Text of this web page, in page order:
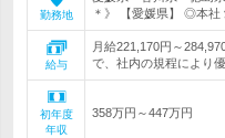
勤務地
＊》 【愛媛県】 ◎本社
給与
月給221,170円～
で、社内の規程により
初年度
年収
358万円～447万円